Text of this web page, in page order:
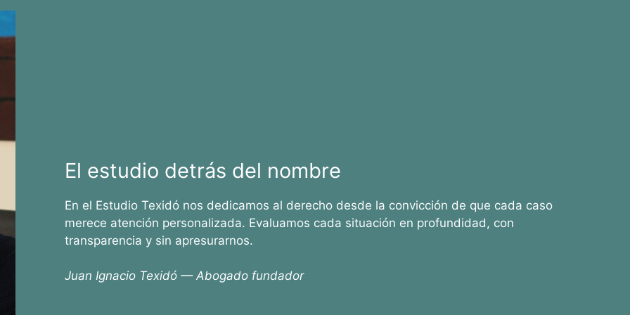
El estudio detrás del nombre
En el Estudio Texidó nos dedicamos al derecho desde la convicción de que cada caso
merece atención personalizada. Evaluamos cada situación en profundidad, con
transparencia y sin apresurarnos.
Juan Ignacio Texidó — Abogado fundador